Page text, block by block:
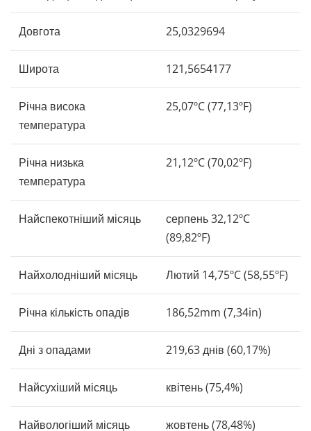
Довгота 25,0329694
Широта 121,5654177
Річна висока
температура
25,07ºC (77,13ºF)
Річна низька
температура
21,12ºC (70,02ºF)
Найспекотніший місяць
серпень 32,12ºC
(89,82ºF)
Найхолодніший місяць Лютий 14,75ºC (58,55ºF)
Річна кількість опадів 186,52mm (7,34in)
Дні з опадами 219,63 днів (60,17%)
Найсухіший місяць квітень (75,4%)
Найвологіший місяць жовтень (78,48%)